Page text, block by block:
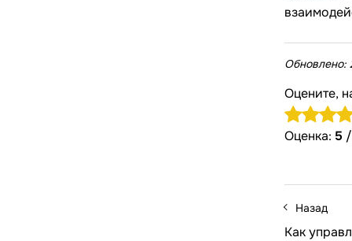
Обновлено:
Оцените,
Оценка: 5 /
Назад
Как